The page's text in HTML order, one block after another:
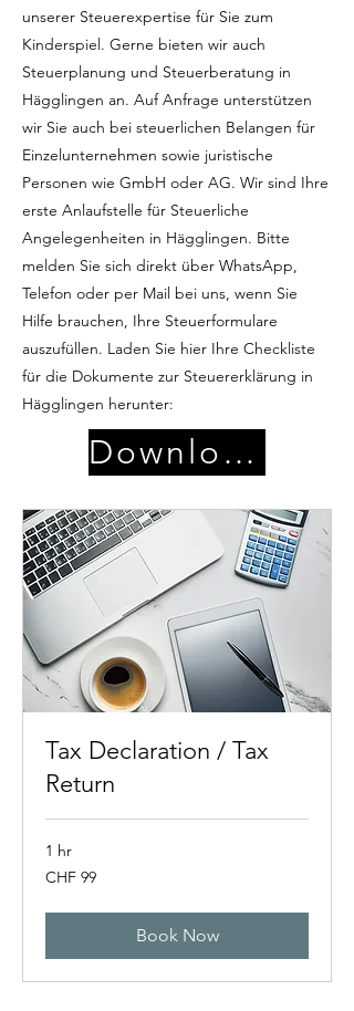
unserer Steuerexpertise für Sie zum
Kinderspiel. Gerne bieten wir auch
Steuerplanung und Steuerberatung in
Hägglingen an. Auf Anfrage unterstützen
wir Sie auch bei steuerlichen Belangen für
Einzelunternehmen sowie juristische
Personen wie GmbH oder AG. Wir sind Ihre
erste Anlaufstelle für Steuerliche
Angelegenheiten in Hägglingen. Bitte
melden Sie sich direkt über WhatsApp,
Telefon oder per Mail bei uns, wenn Sie
Hilfe brauchen, Ihre Steuerformulare
auszufüllen. Laden Sie hier Ihre Checkliste
für die Dokumente zur Steuererklärung in
Hägglingen herunter:
Download
Tax Declaration / Tax
Return
1 hr
99
Swiss
CHF 99
Book Now